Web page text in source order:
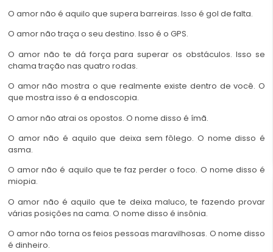
O amor não é aquilo que supera barreiras. Isso é gol de falta.
O amor não traça o seu destino. Isso é o GPS.
O amor não te dá força para superar os obstáculos. Isso se
chama tração nas quatro rodas.
O amor não mostra o que realmente existe dentro de você. O
que mostra isso é a endoscopia.
O amornão atrai os opostos. O nome disso é ímã.
O amor não é aquilo que deixa sem fôlego. O nome disso é
asma.
O amor não é aquilo que te faz perder o foco. O nome disso é
miopia.
O amor não é aquilo que te deixa maluco, te fazendo provar
várias posições na cama. O nome disso é insônia.
O amor não torna os feios pessoas maravilhosas. O nome disso
é dinheiro.